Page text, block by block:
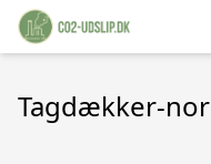
Tagdækker-